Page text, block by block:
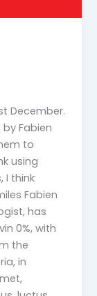
December.
Fabien
to
using
I think
Fabien
has
0%, with
the
in